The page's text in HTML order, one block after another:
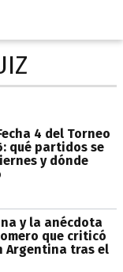
4 del Torneo
qué partidos se
y dónde
y la anécdota
que criticó
Argentina tras el